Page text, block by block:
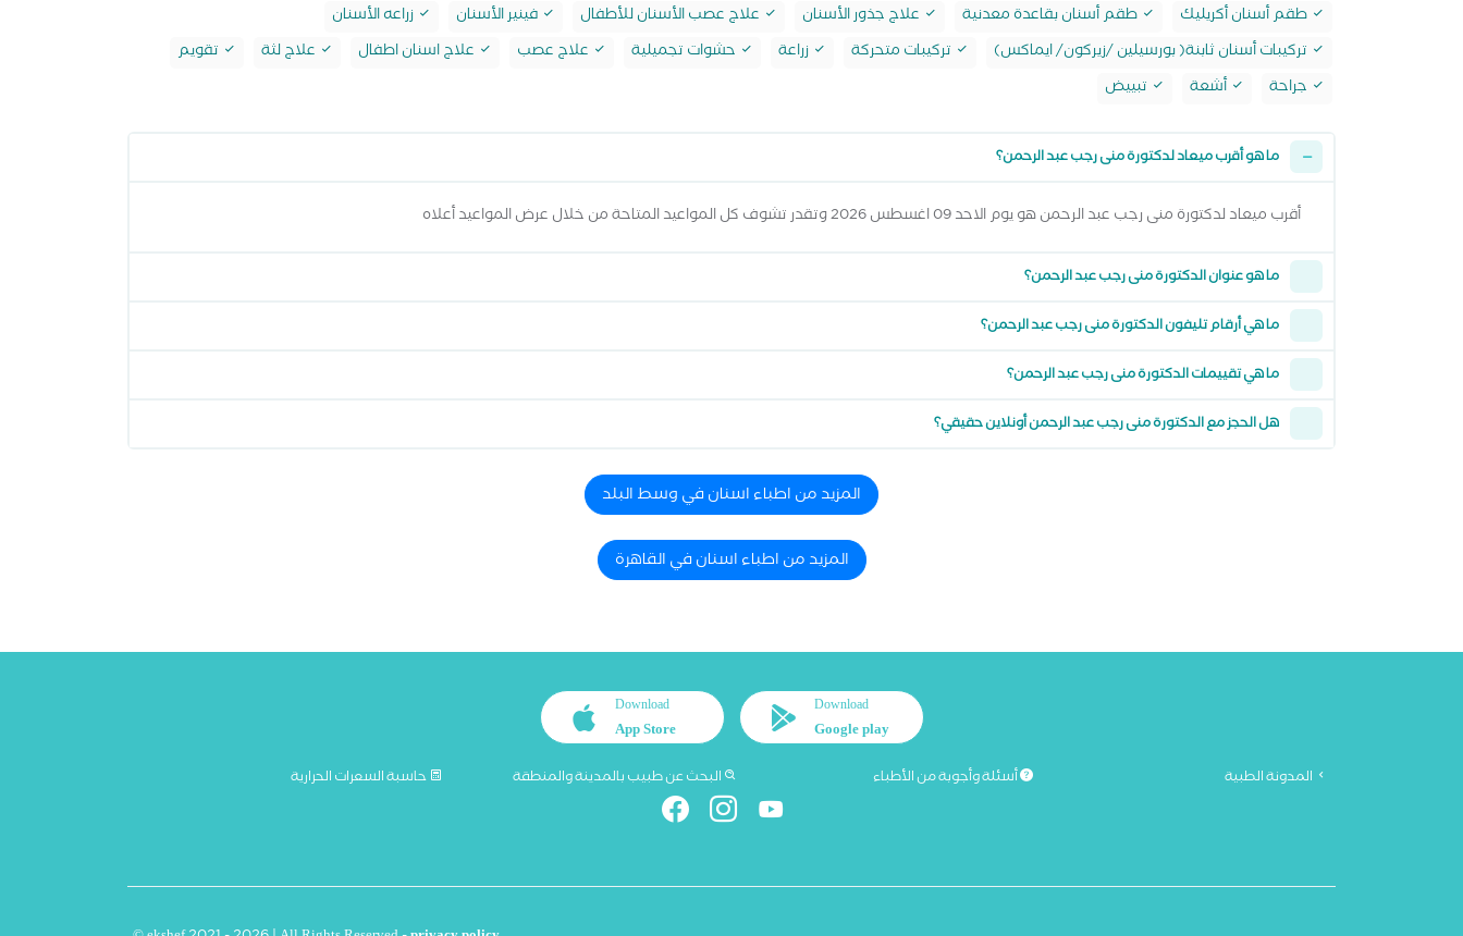
طقم أسنان أكريليك
طقم أسنان بقاعدة معدنية علاج جذور الأسنان علاج عصب الأسنان للأطفال فينير الأسنان
زراعه الأسنان
تركيبات أسنان ثابنة( بورسيلين /زيركون/ ايماكس)
تركيبات متحركة زراعة حشوات تجميلية علاج عصب علاج اسنان اطفال علاج لثة
تقويم
جراحة
أشعة تبييض
ما هو أقرب ميعاد لدكتورة منى رجب عبد الرحمن؟
أقرب ميعاد لدكتورة منى رجب عبد الرحمن هو يوم الاحد 09 اغسطس 2026 وتقدر تشوف كل المواعيد المتاحة من خلال عرض المواعيد أعلاه
ما هو عنوان الدكتورة منى رجب عبد الرحمن؟
ما هي أرقام تليفون الدكتورة منى رجب عبد الرحمن؟
ما هي تقييمات الدكتورة منى رجب عبد الرحمن؟
هل الحجز مع الدكتورة منى رجب عبد الرحمن أونلاين حقيقي؟
المزيد من اطباء اسنان في وسط البلد
المزيد من اطباء اسنان في القاهرة
Download
Google play
Download
App Store
المدونة الطبية أسئلة وأجوبة من الأطباء البحث عن طبيب بالمدينة والمنطقة حاسبة السعرات الحرارية